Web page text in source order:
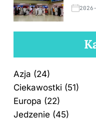
Azja (24)
Ciekawostki (51)
Europa (22)
Jedzenie (45)